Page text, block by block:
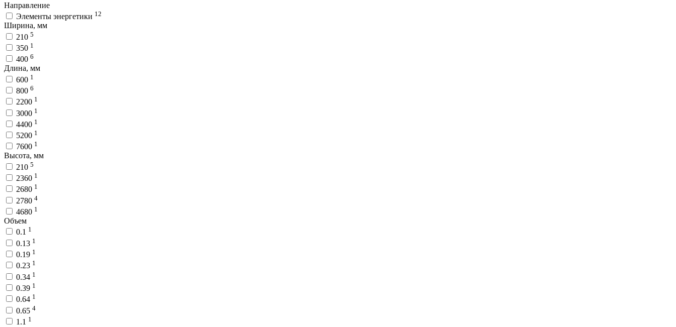
Направление
Элементы энергетики 12
Ширина, мм
210 5
350 1
400 6
Длина, мм
600 1
800 6
2200 1
3000 1
4400 1
5200 1
7600 1
Высота, мм
210 5
2360 1
2680 1
2780 4
4680 1
Объем
0.1 1
0.13 1
0.19 1
0.23 1
0.34 1
0.39 1
0.64 1
0.65 4
1.1 1